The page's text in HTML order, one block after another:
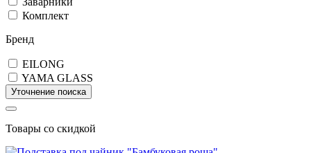
Комплект
Бренд
EILONG
YAMA GLASS
Уточнение поиска
Товары со скидкой